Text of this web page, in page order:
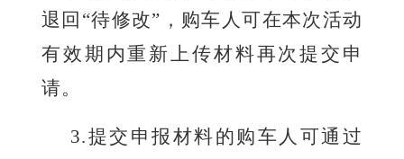
退回“待修改”，购车人可在本次活动
有效期内重新上传材料再次提交申
请。
3.提交申报材料的购车人可通过